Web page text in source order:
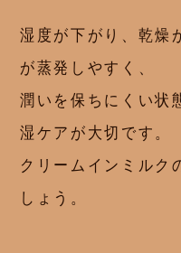
湿度が下がり、乾燥
が蒸発しやすく、
潤いを保ちにくい状
湿ケアが大切です。
クリームインミルク
しょう。